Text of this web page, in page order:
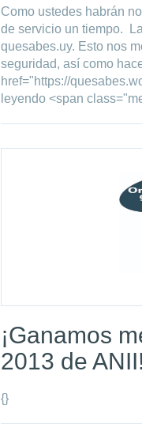
Como ustedes habrán
de servicio un tiempo.
quesabes.uy. Esto nos
seguridad, así como
href="https://
leyendo <span
¡Ganamos
2013 de ANII!
{}